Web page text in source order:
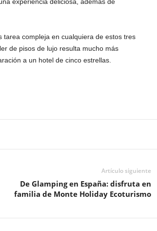
experiencia deliciosa, además de
compleja en cualquiera de estos tres
de pisos de lujo resulta mucho más
a un hotel de cinco estrellas.
Artículo siguiente
De Glamping en España: disfruta en
familia de Monte Holiday Ecoturismo